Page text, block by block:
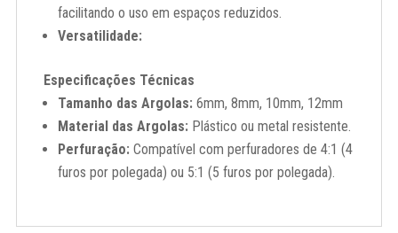
facilitando o uso em espaços reduzidos.
Versatilidade:
Especificações Técnicas
Tamanho das Argolas: 6mm, 8mm, 10mm, 12mm
Material das Argolas: Plástico ou metal resistente.
Perfuração: Compatível com perfuradores de 4:1 (4
furos por polegada) ou 5:1 (5 furos por polegada).